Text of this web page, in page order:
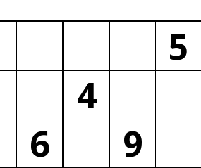
5
4
6
9